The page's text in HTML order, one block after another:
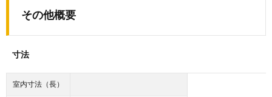
その他概要
寸法
室内寸法（長）